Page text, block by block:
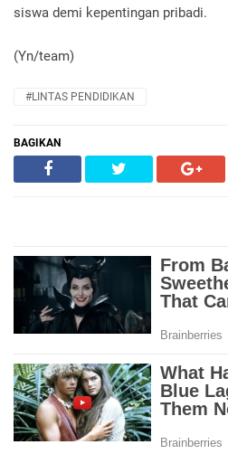
siswa demi kepentingan pribadi.
(Yn/team)
#LINTAS PENDIDIKAN
BAGIKAN